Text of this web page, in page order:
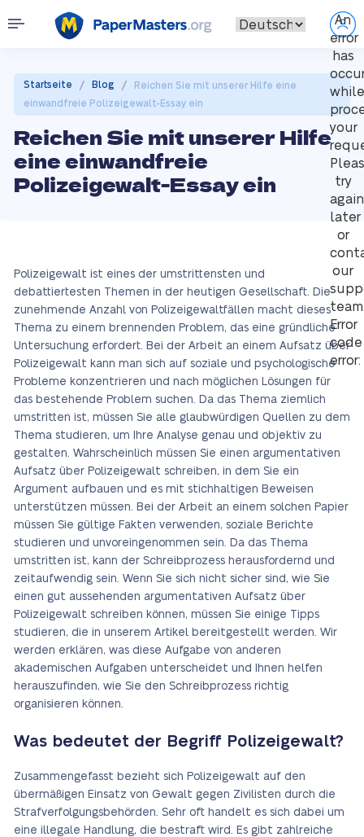
An
error
has
while
your
try
again
later
or
our
Error
code
error:
Startseite / Blog /
Reichen Sie mit unserer Hilfe eine
einwandfreie Polizeigewalt-Essay ein
Reichen Sie mit unserer Hilfe
eine einwandfreie
Polizeigewalt-Essay ein
Polizeigewalt ist eines der umstrittensten und
debattiertesten Themen in der heutigen Gesellschaft. Die
zunehmende Anzahl von Polizeigewaltfällen macht dieses
Thema zu einem brennenden Problem, das eine gründliche
Untersuchung erfordert. Bei der Arbeit an einem Aufsatz über
Polizeigewalt kann man sich auf soziale und psychologische
Probleme konzentrieren und nach möglichen Lösungen für
das bestehende Problem suchen. Da das Thema ziemlich
umstritten ist, müssen Sie alle glaubwürdigen Quellen zu dem
Thema studieren, um Ihre Analyse genau und objektiv zu
gestalten. Wahrscheinlich müssen Sie einen argumentativen
Aufsatz über Polizeigewalt schreiben, in dem Sie ein
Argument aufbauen und es mit stichhaltigen Beweisen
unterstützen müssen. Bei der Arbeit an einem solchen Papier
müssen Sie gültige Fakten verwenden, soziale Berichte
studieren und unvoreingenommen sein. Da das Thema
umstritten ist, kann der Schreibprozess herausfordernd und
zeitaufwendig sein. Wenn Sie sich nicht sicher sind, wie Sie
einen gut aussehenden argumentativen Aufsatz über
Polizeigewalt schreiben können, müssen Sie einige Tipps
studieren, die in unserem Artikel bereitgestellt werden. Wir
werden erklären, was diese Aufgabe von anderen
akademischen Aufgaben unterscheidet und Ihnen helfen
herauszufinden, wie Sie den Schreibprozess richtig
organisieren können.
Was bedeutet der Begriff Polizeigewalt?
Zusammengefasst bezieht sich Polizeigewalt auf den
übermäßigen Einsatz von Gewalt gegen Zivilisten durch die
Strafverfolgungsbehörden. Sehr oft handelt es sich dabei um
eine illegale Handlung, die bestraft wird. Es gibt zahlreiche